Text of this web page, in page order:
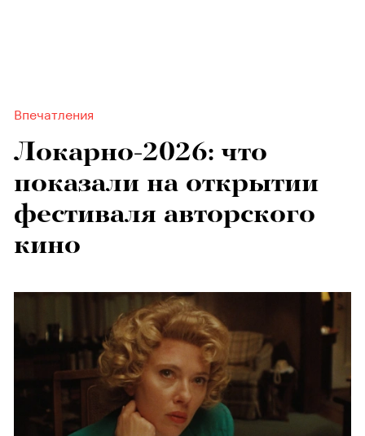
Впечатления
Локарно-2026: что
показали на открытии
фестиваля авторского
кино